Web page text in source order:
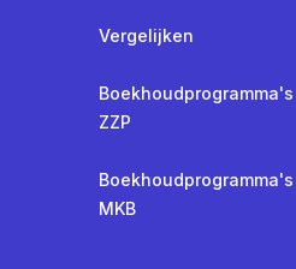
Vergelijken
Boekhoudprogramma's
ZZP
Boekhoudprogramma's
MKB